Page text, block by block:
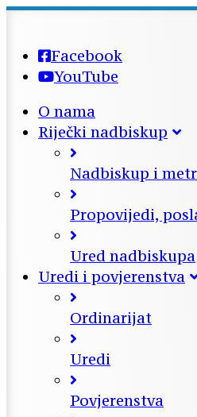
Facebook
YouTube
O nama
Riječki nadbiskup
Nadbiskup i
Propovijedi,
Ured nadbiskupa
Uredi i povjerenstva
Ordinarijat
Uredi
Povjerenstva